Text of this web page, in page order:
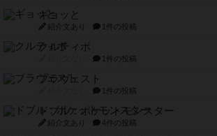
ギョッと
紹介文あり 1件の投稿
クルティボ
1件の投稿
ブラヴェスト
1件の投稿
ドブル：ポケットモンスター
紹介文あり 4件の投稿